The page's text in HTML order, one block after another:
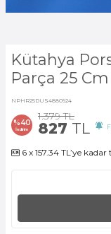
Kütahya
Parça 25
NPHR25DUS4880924
%40
İndirim
1.379TL
827 TL
6 x 157.34 TL’ye